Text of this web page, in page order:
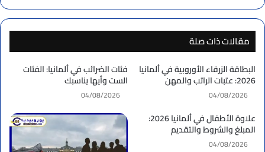
مقالات ذات صلة
البطاقة الزرقاء الأوروبية في ألمانيا
2026: عتبات الراتب والمهن
04/08/2026
فئات الضرائب في ألمانيا: الفئات
الست وأيها يناسبك
04/08/2026
علاوة الأطفال في ألمانيا 2026:
المبلغ والشروط والتقديم
04/08/2026